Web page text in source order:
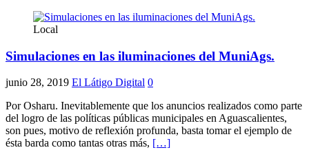
Local
Simulaciones en las iluminaciones del MuniAgs.
junio 28, 2019 El Látigo Digital 0
Por Osharu. Inevitablemente que los anuncios realizados como parte
del logro de las políticas públicas municipales en Aguascalientes,
son pues, motivo de reflexión profunda, basta tomar el ejemplo de
ésta barda como tantas otras más, […]